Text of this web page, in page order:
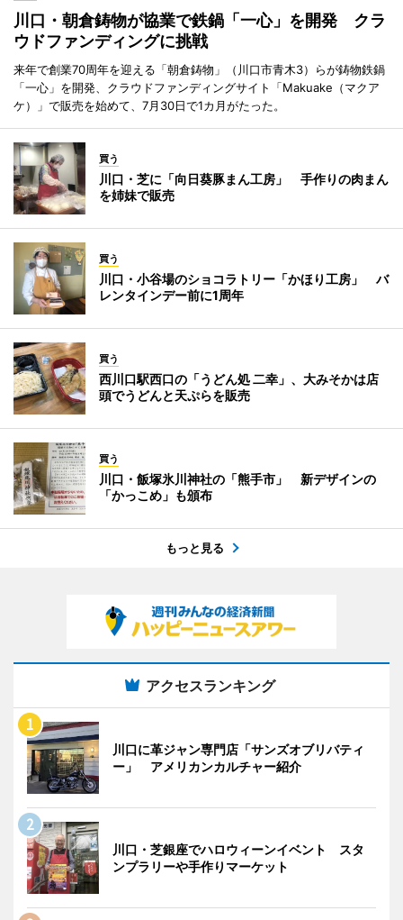
川口・朝倉鋳物が協業で鉄鍋「一心」を開発 クラ
ウドファンディングに挑戦
来年で創業70周年を迎える「朝倉鋳物」（川口市青木3）らが鋳物鉄鍋
「一心」を開発、クラウドファンディングサイト「Makuake（マクア
ケ）」で販売を始めて、7月30日で1カ月がたった。
買う
川口・芝に「向日葵豚まん工房」 手作りの肉まん
を姉妹で販売
買う
川口・小谷場のショコラトリー「かほり工房」 バ
レンタインデー前に1周年
買う
西川口駅西口の「うどん処 二幸」、大みそかは店
頭でうどんと天ぷらを販売
買う
川口・飯塚氷川神社の「熊手市」 新デザインの
「かっこめ」も頒布
もっと見る
アクセスランキング
川口に革ジャン専門店「サンズオブリバティ
ー」 アメリカンカルチャー紹介
川口・芝銀座でハロウィーンイベント スタ
ンプラリーや手作りマーケット